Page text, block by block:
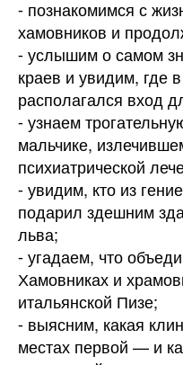
⁃ познакомимся с
хамовников и
⁃ услышим о самом
краев и увидим, где
располагался вход
⁃ узнаем
мальчике,
психиатрической
⁃ увидим, кто из
подарил здешним
льва;
⁃ угадаем, что
Хамовниках и
итальянской Пизе;
⁃ выясним, какая
местах первой — и